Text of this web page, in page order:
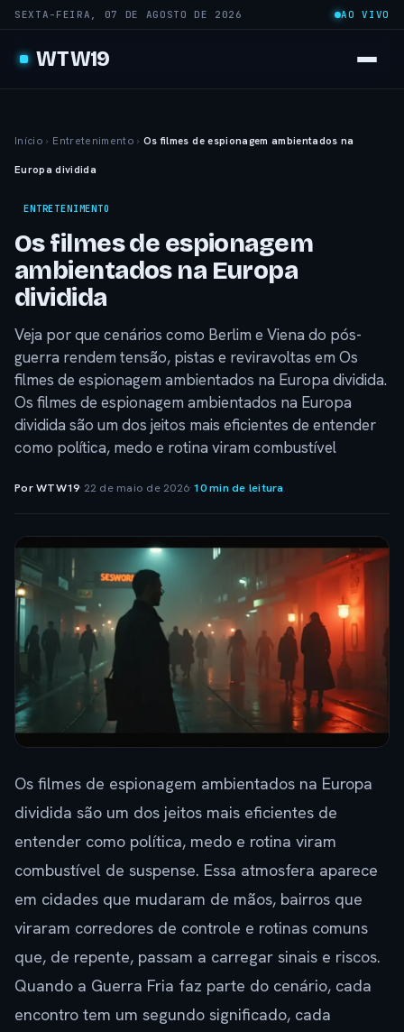
SEXTA-FEIRA, 07 DE AGOSTO DE 2026 AO VIVO
WTW19
Início › Entretenimento › Os filmes de espionagem ambientados na
Europa dividida
ENTRETENIMENTO
Os filmes de espionagem
ambientados na Europa
dividida
Veja por que cenários como Berlim e Viena do pós-
guerra rendem tensão, pistas e reviravoltas em Os
filmes de espionagem ambientados na Europa dividida.
Os filmes de espionagem ambientados na Europa
dividida são um dos jeitos mais eficientes de entender
como política, medo e rotina viram combustível
Por WTW19· 22 de maio de 2026·10 min de leitura
Os filmes de espionagem ambientados na Europa
dividida são um dos jeitos mais eficientes de
entender como política, medo e rotina viram
combustível de suspense. Essa atmosfera aparece
em cidades que mudaram de mãos, bairros que
viraram corredores de controle e rotinas comuns
que, de repente, passam a carregar sinais e riscos.
Quando a Guerra Fria faz parte do cenário, cada
encontro tem um segundo significado, cada